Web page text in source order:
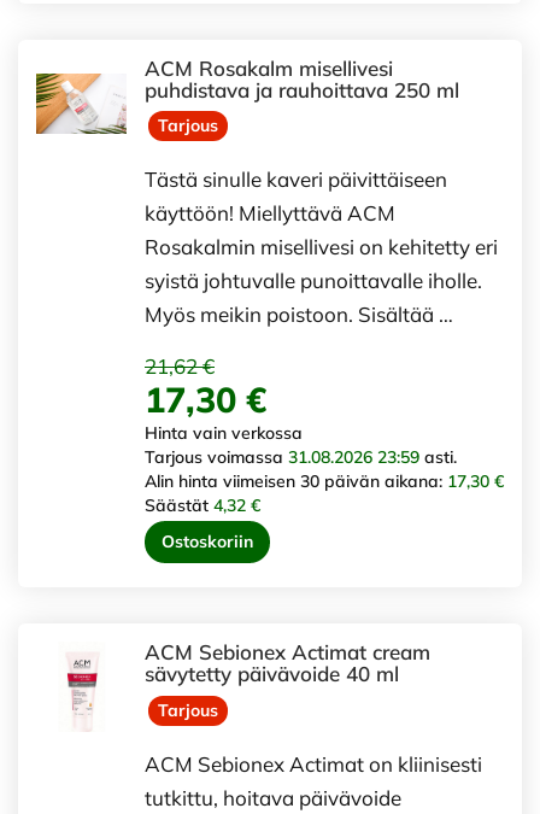
ACM Rosakalm misellivesi
puhdistava ja rauhoittava 250 ml
Tarjous
Tästä sinulle kaveri päivittäiseen
käyttöön! Miellyttävä ACM
Rosakalmin misellivesi on kehitetty eri
syistä johtuvalle punoittavalle iholle.
Myös meikin poistoon. Sisältää …
21,62 €
17,30 €
Hinta vain verkossa
Tarjous voimassa 31.08.2026 23:59 asti.
Alin hinta viimeisen 30 päivän aikana: 17,30 €
Säästät 4,32 €
Ostoskoriin
ACM Sebionex Actimat cream
sävytetty päivävoide 40 ml
Tarjous
ACM Sebionex Actimat on kliinisesti
tutkittu, hoitava päivävoide